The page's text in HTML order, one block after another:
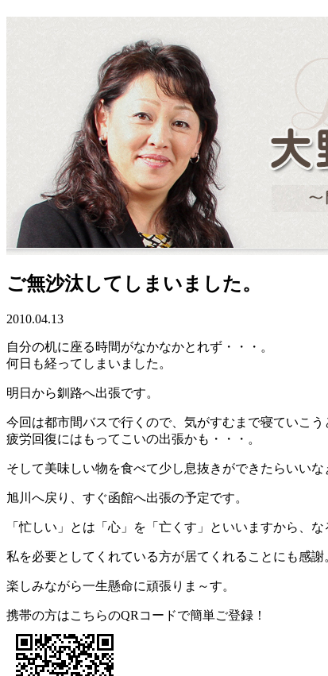
ご無沙汰してしまいました。
2010.04.13
自分の机に座る時間がなかなかとれず・・・。
何日も経ってしまいました。
明日から釧路へ出張です。
今回は都市間バスで行くので、気がすむまで寝ていこう
疲労回復にはもってこいの出張かも・・・。
そして美味しい物を食べて少し息抜きができたらいいな
旭川へ戻り、すぐ函館へ出張の予定です。
「忙しい」とは「心」を「亡くす」といいますから、
私を必要としてくれている方が居てくれることにも感謝
楽しみながら一生懸命に頑張りま～す。
携帯の方はこちらのQRコードで簡単ご登録！